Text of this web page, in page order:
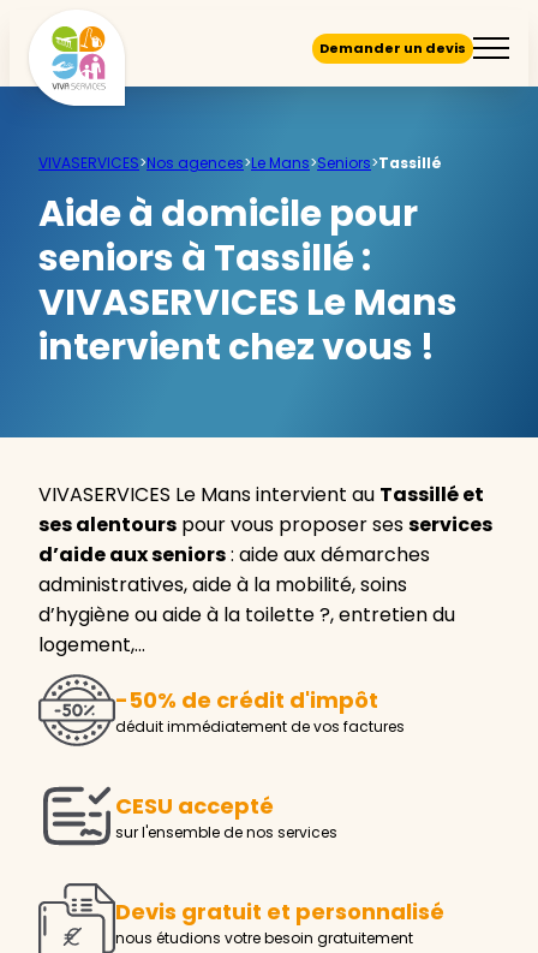
Demander un devis
VIVASERVICES>Nos agences>Le Mans>Seniors>Tassillé
Aide à domicile pour
seniors à Tassillé :
VIVASERVICES Le Mans
intervient chez vous !
VIVASERVICES Le Mans intervient au Tassillé et
ses alentours pour vous proposer sesservices
d’aide aux seniors: aide aux démarches
administratives, aide à la mobilité, soins
d’hygiène ou aide à la toilette ?, entretien du
logement,…
-50% de crédit d'impôt
déduit immédiatement de vos factures
CESU accepté
sur l'ensemble de nos services
Devis gratuit et personnalisé
nous étudions votre besoin gratuitement